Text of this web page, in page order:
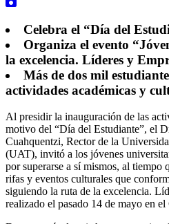
Celebra el “Día del
Organiza el evento
la excelencia. Líderes y
Más de dos mil
actividades académicas y
Al presidir la inauguración de las
motivo del “Día del Estudiante”, el
Cuahquentzi, Rector de la
(UAT), invitó a los jóvenes
por superarse a sí mismos, al tiempo
rifas y eventos culturales que
siguiendo la ruta de la excelencia.
realizado el pasado 14 de mayo en